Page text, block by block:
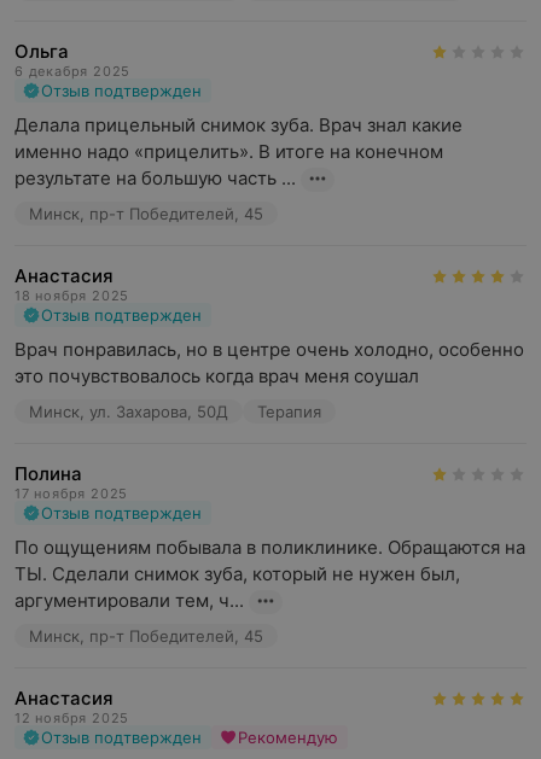
Ольга
6 декабря 2025
Отзыв подтвержден
Делала прицельный снимок зуба. Врач знал какие
именно надо «прицелить». В итоге на конечном
результате на большую часть ...
Минск, пр-т Победителей, 45
Анастасия
18 ноября 2025
Отзыв подтвержден
Врач понравилась, но в центре очень холодно, особенно
это почувствовалось когда врач меня соушал
Минск, ул. Захарова, 50Д Терапия
Полина
17 ноября 2025
Отзыв подтвержден
По ощущениям побывала в поликлинике. Обращаются на
ТЫ. Сделали снимок зуба, который не нужен был,
аргументировали тем, ч...
Минск, пр-т Победителей, 45
Анастасия
12 ноября 2025
Отзыв подтвержден Рекомендую